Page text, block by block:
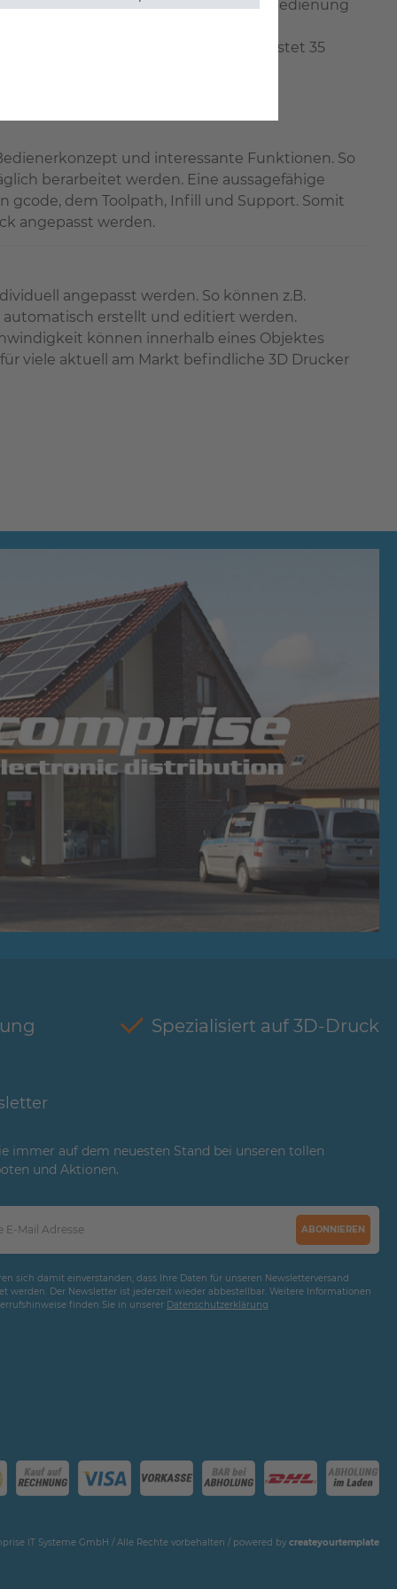
ist aufgrund seiner einfachen Bedienung
Die Lizenz für den 2. Extruder kostet 35
und interessante Funktionen. So
berarbeitet werden. Eine aussagefähige
gcode, dem Toolpath, Infill und Support. Somit
angepasst werden.
angepasst werden. So können z.B.
erstellt und editiert werden.
können innerhalb eines Objektes
viele aktuell am Markt befindliche 3D Drucker
Spezialisiert auf 3D-Druck
immer auf dem neuesten Stand bei unseren tollen
und Aktionen.
ABONNIEREN
sich damit einverstanden, dass Ihre Daten für unseren Newsletterversand
werden. Der Newsletter ist jederzeit wieder abbestellbar. Weitere Informationen
finden Sie in unserer Daten­schutz­erklärung
IT Systeme GmbH / Alle Rechte vorbehalten / powered by createyourtemplate